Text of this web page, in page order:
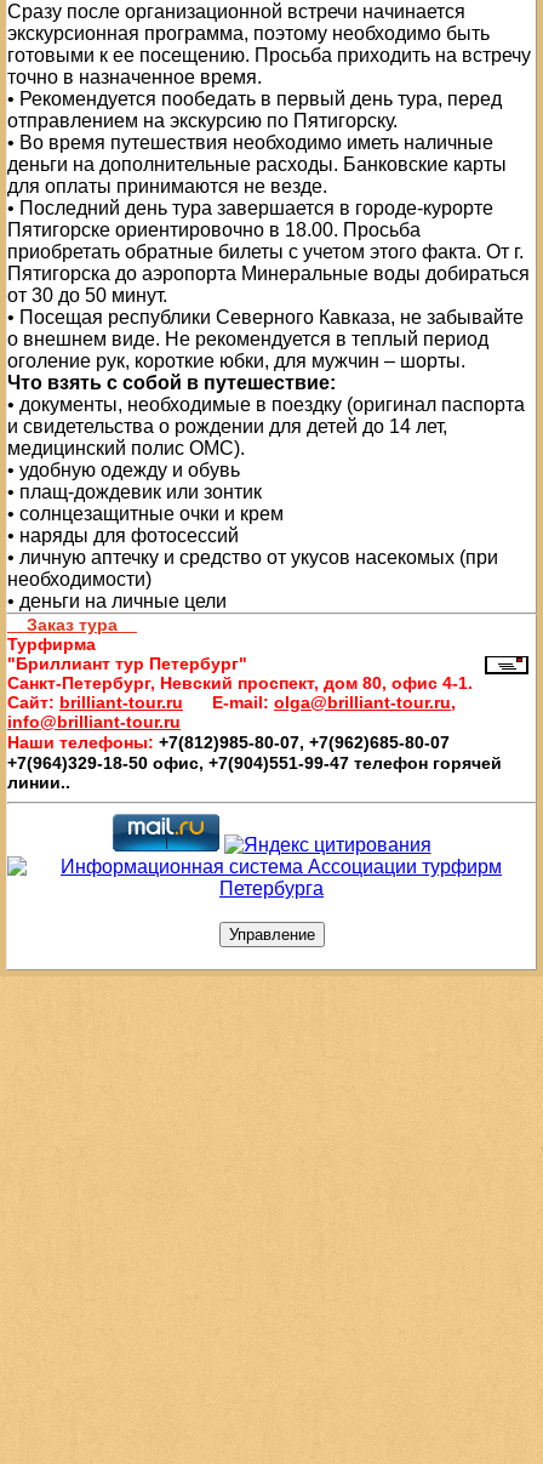
Сразу после организационной встречи начинается
экскурсионная программа, поэтому необходимо быть
готовыми к ее посещению. Просьба приходить на встречу
точно в назначенное время.
• Рекомендуется пообедать в первый день тура, перед
отправлением на экскурсию по Пятигорску.
• Во время путешествия необходимо иметь наличные
деньги на дополнительные расходы. Банковские карты
для оплаты принимаются не везде.
• Последний день тура завершается в городе-курорте
Пятигорске ориентировочно в 18.00. Просьба
приобретать обратные билеты с учетом этого факта. От г.
Пятигорска до аэропорта Минеральные воды добираться
от 30 до 50 минут.
• Посещая республики Северного Кавказа, не забывайте
о внешнем виде. Не рекомендуется в теплый период
оголение рук, короткие юбки, для мужчин – шорты.
Что взять с собой в путешествие:
• документы, необходимые в поездку (оригинал паспорта
и свидетельства о рождении для детей до 14 лет,
медицинский полис ОМС).
• удобную одежду и обувь
• плащ-дождевик или зонтик
• солнцезащитные очки и крем
• наряды для фотосессий
• личную аптечку и средство от укусов насекомых (при
необходимости)
• деньги на личные цели
Заказ тура
Турфирма
"Бриллиант тур Петербург"
Санкт-Петербург, Невский проспект, дом 80, офис 4-1.
Сайт: brilliant-tour.ru E-mail: olga@brilliant-tour.ru,
info@brilliant-tour.ru
Наши телефоны: +7(812)985-80-07, +7(962)685-80-07
+7(964)329-18-50 офис, +7(904)551-99-47 телефон горячей
линии..